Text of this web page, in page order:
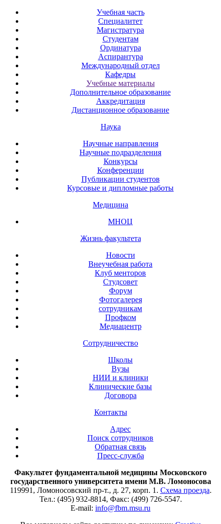
Учебная часть
Специалитет
Магистратура
Студентам
Ординатура
Аспирантура
Международный отдел
Кафедры
Учебные материалы
Дополнительное образование
Аккредитация
Дистанционное образование
Наука
Научные направления
Научные подразделения
Конкурсы
Конференции
Публикации студентов
Курсовые и дипломные работы
Медицина
МНОЦ
Жизнь факультета
Новости
Внеучебная работа
Клуб менторов
Студсовет
Форум
Фотогалерея
сотрудникам
Профком
Медиацентр
Сотрудничество
Школы
Вузы
НИИ и клиники
Клинические базы
Договора
Контакты
Адрес
Поиск сотрудников
Обратная связь
Пресс-служба
Факультет фундаментальной медицины Московского
государственного университета имени М.В. Ломоносова
119991, Ломоносовский пр-т., д. 27, корп. 1. Схема проезда.
Тел.: (495) 932-8814, Факс: (499) 726-5547.
E-mail: info@fbm.msu.ru